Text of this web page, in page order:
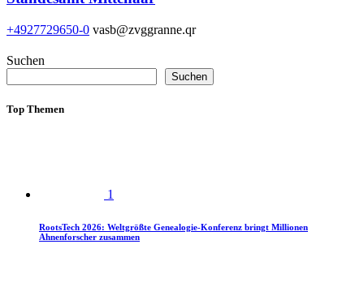
+4927729650-0 vasb@zvggranne.qr
Suchen
Suchen
Top Themen
1
RootsTech 2026: Weltgrößte Genealogie-Konferenz bringt Millionen
Ahnenforscher zusammen